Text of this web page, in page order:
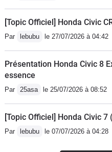
[Topic Officiel] Honda Civic
Par lebubu le 27/07/2026 à 04:42
Présentation Honda Civic 8
essence
Par 25asa le 25/07/2026 à 08:52
[Topic Officiel] Honda Civic 7
Par lebubu le 07/07/2026 à 04:28